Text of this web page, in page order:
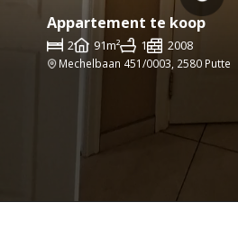
Appartement te koop
2 91m² 1 2008
Mechelbaan 451/0003, 2580 Putte